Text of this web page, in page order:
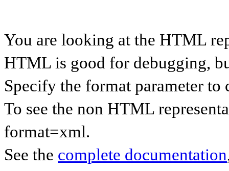
You are looking at the HTML
HTML is good for debugging,
Specify the format parameter to
To see the non HTML
format=xml.
See the complete documentation